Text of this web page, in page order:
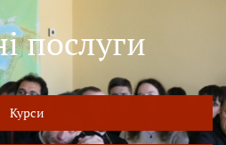
послуги
Курси